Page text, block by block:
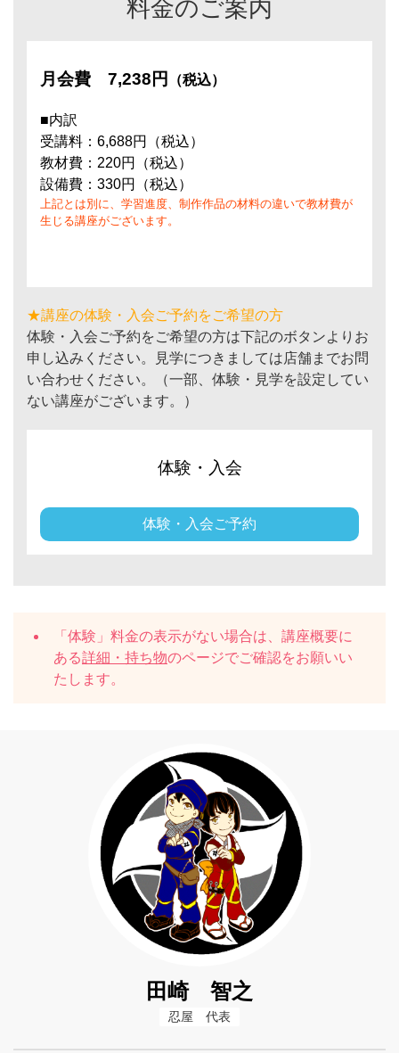
料金のご案内
月会費 7,238円 （税込）
■内訳
受講料：6,688円（税込）
教材費：220円（税込）
設備費：330円（税込）
上記とは別に、学習進度、制作作品の材料の違いで教材費が
生じる講座がございます。
★講座の体験・入会ご予約をご希望の方
体験・入会ご予約をご希望の方は下記のボタンよりお
申し込みください。見学につきましては店舗までお問
い合わせください。（一部、体験・見学を設定してい
ない講座がございます。）
体験・入会
体験・入会ご予約
「体験」料金の表示がない場合は、講座概要に
ある詳細・持ち物のページでご確認をお願いい
たします。
田崎 智之
忍屋　代表